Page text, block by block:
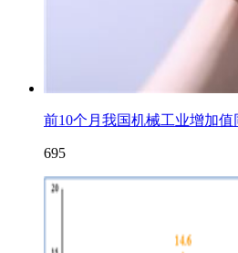
前10个月我国机械工业增加值
695